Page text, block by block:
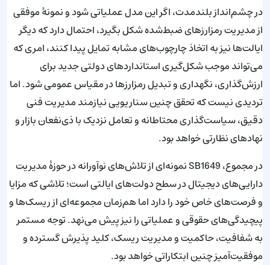
در چشم‌انداز بلندمدت، اگر این مدل عملیاتی شود و نمونهٔ موفقی
از مدیریت رمزارزهای ضبط‌شده شکل بگیرد، احتمال دارد که دیگر
ایالت‌ها نیز به اتخاذ چارچوب‌های مشابه تمایل پیدا کنند، امری که
می‌تواند موجب شکل‌گیری استانداردهای دولتی جدید برای
ارزش‌گذاری، نگهداری و تبدیل رمزارزها در مقیاس عمومی شود. اما
تردیدی نیست که تحقق چنین سناریویی نیازمند مدیریت فنی
دقیق، سیاست‌گذاری محتاطانه و تعامل نزدیک با ذی‌نفعان بازار و
نهادهای نظارتی خواهد بود.
در مجموع، SB1649 نمونه‌ای از تلاش‌های نوآورانه در حوزهٔ مدیریت
دارایی‌های دیجیتال در سطح دولت‌های ایالتی است؛ تلاشی که مزایا
و فرصت‌های خاص خود را دارد اما هم‌زمان مجموعه‌ای از ریسک‌ها و
پیچیدگی‌های حقوقی و عملیاتی را نیز پیش می‌نهد. توجه مستمر
به شفافیت، حاکمیت و مدیریت ریسک، کلید پذیرش گسترده و
موفقیت‌آمیز چنین ابتکاراتی خواهد بود.